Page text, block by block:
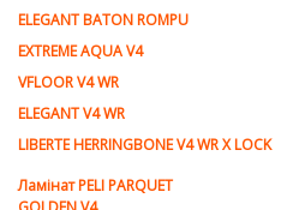
ELEGANT BATON ROMPU
EXTREME AQUA V4
VFLOOR V4 WR
ELEGANT V4 WR
LIBERTE HERRINGBONE V4 WR X LOCK
Ламiнат PELI PARQUET